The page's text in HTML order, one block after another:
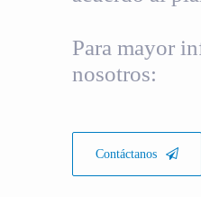
Para mayor
nosotros:
Contáctanos